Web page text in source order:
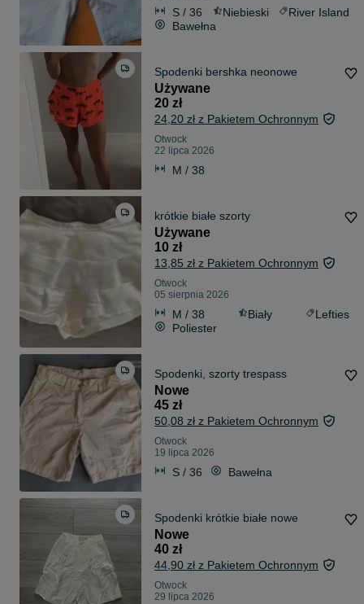
S / 36 Niebieski
River Island
Bawełna
Spodenki bershka neonowe
Używane
20 zł
24,20 zł z Pakietem Ochronnym
Otwock
22 lipca 2026
M / 38
krótkie białe szorty
Używane
10 zł
13,85 zł z Pakietem Ochronnym
Otwock
05 sierpnia 2026
M / 38 Biały
Lefties
Poliester
Spodenki, szorty trespass
Nowe
45 zł
50,08 zł z Pakietem Ochronnym
Otwock
19 lipca 2026
S / 36 Bawełna
Spodenki krótkie białe nowe
Nowe
40 zł
44,90 zł z Pakietem Ochronnym
Otwock
29 lipca 2026